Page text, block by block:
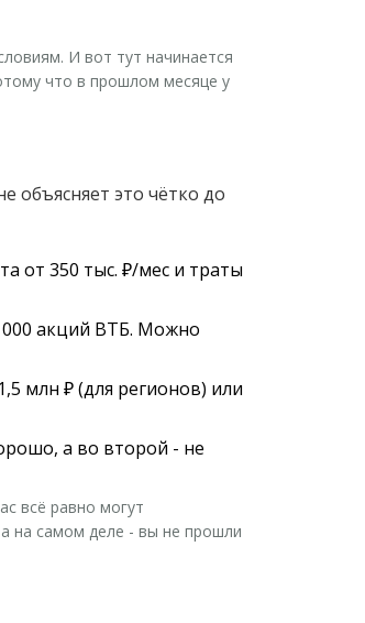
И вот тут начинается
что в прошлом месяце у
объясняет это чётко до
от 350 тыс. ₽/мес и траты
000 акций ВТБ. Можно
млн ₽ (для регионов) или
а во второй - не
всё равно могут
на самом деле - вы не прошли